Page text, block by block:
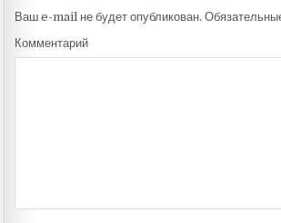
Ваш e-mail не будет опубликован.
Комментарий